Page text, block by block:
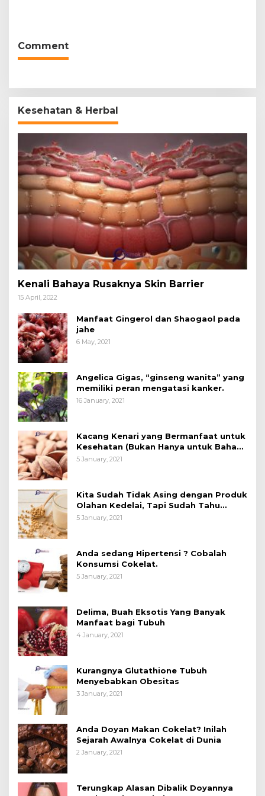
Comment
Kesehatan & Herbal
Kenali Bahaya Rusaknya Skin Barrier
15 April, 2022
Manfaat Gingerol dan Shaogaol pada
jahe
6 May, 2021
Angelica Gigas, “ginseng wanita” yang
memiliki peran mengatasi kanker.
16 January, 2021
Kacang Kenari yang Bermanfaat untuk
Kesehatan (Bukan Hanya untuk Bahan
Kue)
5 January, 2021
Kita Sudah Tidak Asing dengan Produk
Olahan Kedelai, Tapi Sudah Tahu
Manfaatnya untuk Kesehatan?
5 January, 2021
Anda sedang Hipertensi ? Cobalah
Konsumsi Cokelat.
5 January, 2021
Delima, Buah Eksotis Yang Banyak
Manfaat bagi Tubuh
4 January, 2021
Kurangnya Glutathione Tubuh
Menyebabkan Obesitas
3 January, 2021
Anda Doyan Makan Cokelat? Inilah
Sejarah Awalnya Cokelat di Dunia
2 January, 2021
Terungkap Alasan Dibalik Doyannya